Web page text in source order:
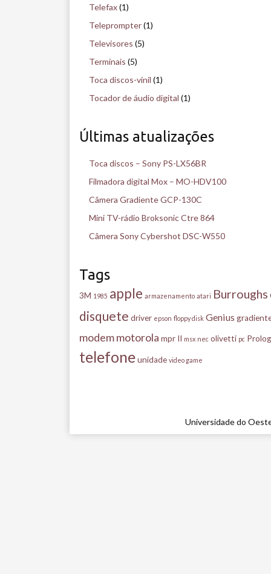
Telefax(1)
Teleprompter(1)
Televisores (5)
Terminais (5)
Toca discos-vinil (1)
Tocador de áudio digital (1)
Últimas atualizações
Toca discos – Sony PS-LX56BR
Filmadora digital Mox – MO-HDV100
Câmera Gradiente GCP-130C
Mini TV-rádio Broksonic Ctre 864
Câmera Sony Cybershot DSC-W550
Tags
3M 1985 apple armazenamento atari Burroughs
disquete driver epson floppy disk Genius
modemmotorola mpr II msx nec olivetti pc
telefoneunidade video game
Universidade do